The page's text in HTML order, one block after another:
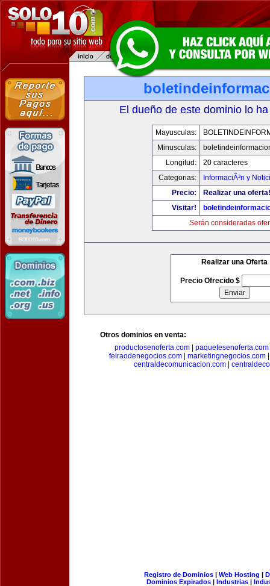
El dueño de este dominio lo
Mayusculas:
Minusculas:
Longitud:
20 caracteres
Categorias:
InformaciÃ³n y
Precio:
Realizar una oferta!
Visitar!
Serán consideradas
Realizar una Oferta
Precio Ofrecido $
Otros dominios en venta:
productosenoferta.com| paquetesenoferta.com
feiraodenegocios.com
marketingnegocios.com
centraldecomunicacion.com
Registro de Dominios| Web Hosting |
Dominios Expirados | Industrias |